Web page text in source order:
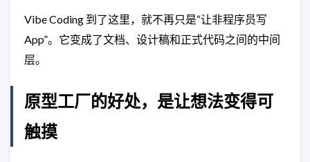
Vibe Coding 到了这里，就不再只是“让非程序员写
App”。它变成了文档、设计稿和正式代码之间的中间
层。
原型工厂的好处，是让想法变得可
触摸